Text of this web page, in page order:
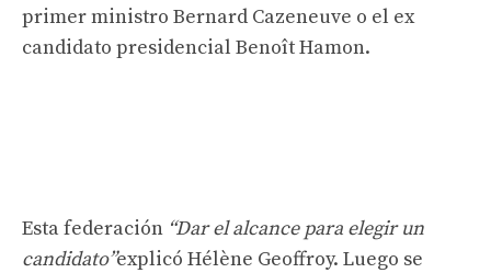
primer ministro Bernard Cazeneuve o el ex
candidato presidencial Benoît Hamon.
Esta federación “Dar el alcance para elegir un
candidato”explicó Hélène Geoffroy. Luego se